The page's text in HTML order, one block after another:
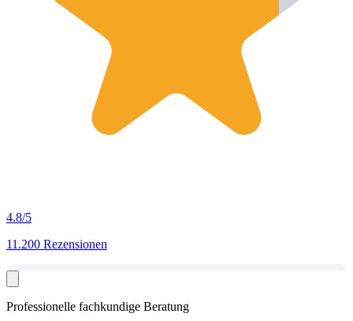
4.8/5
11.200 Rezensionen
Professionelle fachkundige Beratung